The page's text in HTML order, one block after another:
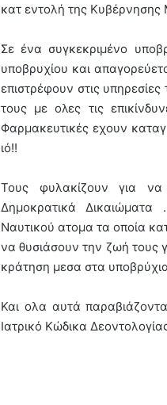
κατ εντολή της Κυβέρνησης
Σε ένα συγκεκριμένο
υποβρυχίου και
επιστρέφουν στις
τους με ολες τις
Φαρμακευτικές εχουν
ιό!!
Τους φυλακίζουν για να
Δημοκρατικά
Ναυτικού ατομα τα οποία
να θυσιάσουν την ζωή τους
κράτηση μεσα στα
Και ολα αυτά
Ιατρικό Κώδικα